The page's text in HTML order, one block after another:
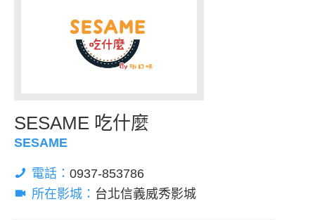
SESAME 吃什麼
SESAME
電話： 0937-853786
所在影城： 台北信義威秀影城